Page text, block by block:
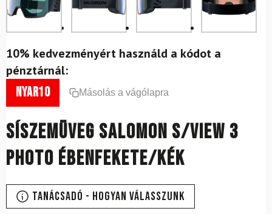
10% kedvezményért használd a kódot a
pénztárnál:
nyar10 Másolás a vágólapra
Síszemüveg SALOMON S/View 3
Photo Ébenfekete/Kék
Tanácsadó - Hogyan válasszunk